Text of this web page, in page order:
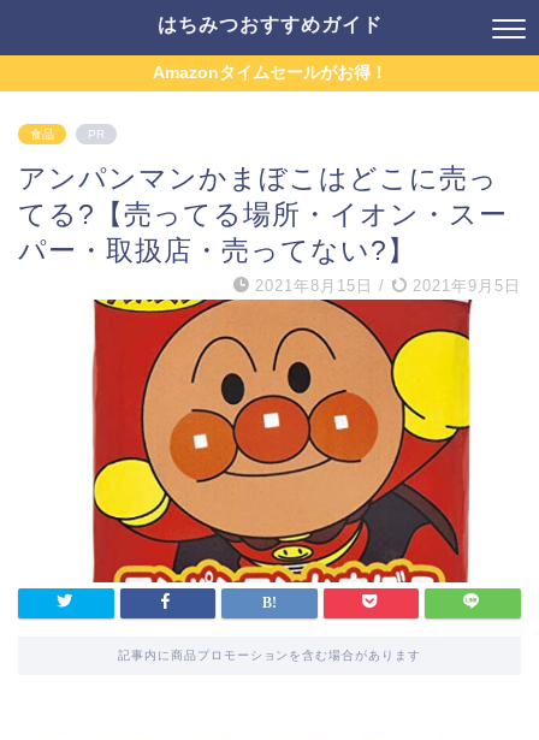
はちみつおすすめガイド
Amazonタイムセールがお得！
食品 PR
アンパンマンかまぼこはどこに売っ
てる?【売ってる場所・イオン・スー
パー・取扱店・売ってない?】
2021年8月15日 / 2021年9月5日
記事内に商品プロモーションを含む場合があります